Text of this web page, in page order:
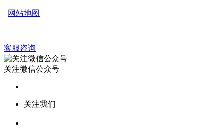
网站地图
客服咨询
关注微信公众号
关注我们